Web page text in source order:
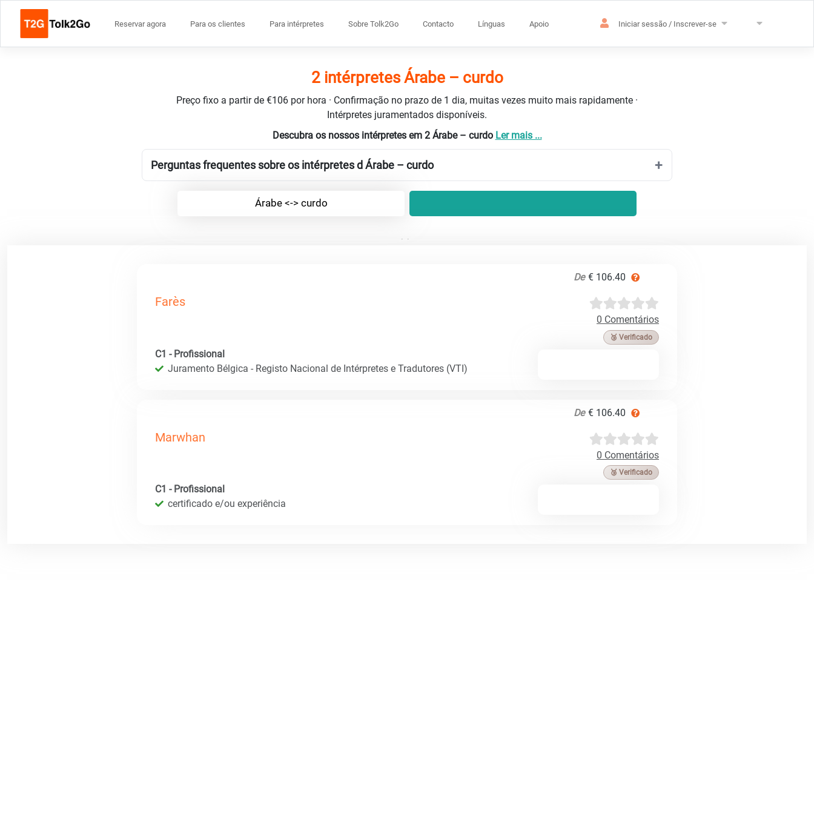
Reservar agora Para os clientes Para intérpretes Sobre Tolk2Go Contacto Línguas Apoio Iniciar sessão / Inscrever-se
2 intérpretes Árabe – curdo
Preço fixo a partir de €106 por hora · Confirmação no prazo de 1 dia, muitas vezes muito mais rapidamente ·
Intérpretes juramentados disponíveis.
Descubra os nossos intérpretes em 2 Árabe – curdo Ler mais ...
Perguntas frequentes sobre os intérpretes d Árabe – curdo
Árabe <-> curdo
De € 106.40
Farès
0 Comentários
🥉 Verificado
C1 - Profissional
Juramento Bélgica - Registo Nacional de Intérpretes e Tradutores (VTI)
De € 106.40
Marwhan
0 Comentários
🥉 Verificado
C1 - Profissional
certificado e/ou experiência